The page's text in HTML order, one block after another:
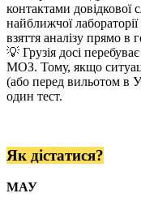
Так, будь ласка,
пропозиції *
Підписуючись на
користування и
контактами
найближчої
взяття аналізу прямо в
💡 Грузія досі
МОЗ. Тому, якщо
(або перед вильотом в
один тест.
Як дістатися?
МАУ